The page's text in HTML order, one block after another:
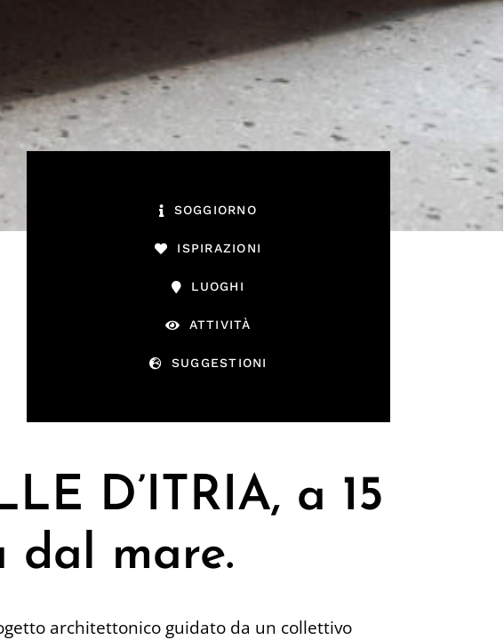
SOGGIORNO
ISPIRAZIONI
LUOGHI
ATTIVITÀ
SUGGESTIONI
D’ITRIA, a 15
dal mare.
architettonico guidato da un collettivo